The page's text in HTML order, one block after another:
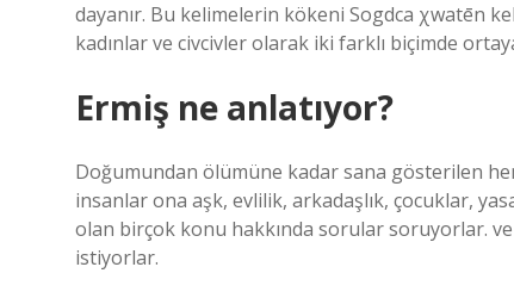
dayanır. Bu kelimelerin kökeni Sogdca χwatēn
kadınlar ve civcivler olarak iki farklı biçimde ortaya
Ermiş ne anlatıyor?
Doğumundan ölümüne kadar sana gösterilen
insanlar ona aşk, evlilik, arkadaşlık, çocuklar,
olan birçok konu hakkında sorular soruyorlar.
istiyorlar.